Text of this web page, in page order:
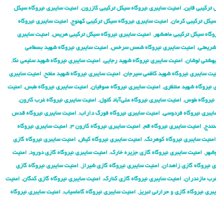
ترکیبی قاین, امنیت سایبری نیروگاه سیکل ترکیبی کازرون, امنیت سایبری نیروگاه سیکل
ترکیبی کرمان, امنیت سایبری نیروگاه سیکل ترکیبی کهنوج, امنیت سایبری نیروگاه
سیکل ترکیبی ماهشهر , امنیت سایبری نیروگاه سیکل ترکیبی هریس, امنیت سایبری
شریعتی, امنیت سایبری نیروگاه شمس سرخس, امنیت سایبری نیروگاه شهید بسطامی
لوشان, امنیت سایبری نیروگاه شهید رجایی, امنیت سایبری نیروگاه شهید سلیمی نکا,
سایبری نیروگاه شهید کاظمی سیرجان, امنیت سایبری نیروگاه شهید مفتح, امنیت سایبری
نیروگاه شهید منتظری, امنیت سایبری نیروگاه صوفیان, امنیت سایبری نیروگاه طبس, امنیت
نیروگاه طوس, امنیت سایبری نیروگاه علی‌آباد کتول, امنیت سایبری نیروگاه غرب کارون,
نیروگاه فردوسی, امنیت سایبری نیروگاه فورگ داراب, امنیت سایبری نیروگاه قدس
, امنیت سایبری نیروگاه قم, امنیت سایبری نیروگاه کارون ۳ , امنیت سایبری نیروگاه
امنیت سایبری نیروگاه کوهرنگ, امنیت سایبری نیروگاه کیش, امنیت سایبری نیروگاه گازی
, امنیت سایبری نیروگاه گازی جزیره خارک, امنیت سایبری نیروگاه گازی دورود, امنیت
نیروگاه گازی زاهدان, امنیت سایبری نیروگاه گازی شیراز , امنیت سایبری نیروگاه گازی
مازندران, امنیت سایبری نیروگاه گازی کنارک, امنیت سایبری نیروگاه گازی کنگان, امنیت
نیروگاه گازی و حرارتی تبریز , امنیت سایبری نیروگاه گاماسیاب, امنیت سایبری نیروگاه